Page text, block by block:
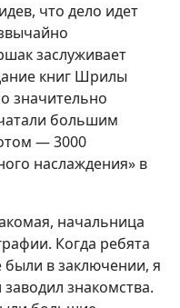
что дело идет
заслуживает
книг Шрилы
значительно
большим
— 3000
наслаждения» в
начальница
Когда ребята
в заключении, я
знакомства.